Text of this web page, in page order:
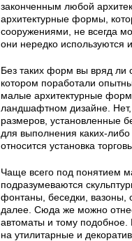
законченным любой
архитектурные формы,
сооружениями, не всегда
они нередко используются
Без таких форм вы вряд ли
котором поработали
малые архитектурные
ландшафтном дизайне.
размеров, установленные
для выполнения каких-
относится установка
Чаще всего под понятием
подразумеваются
фонтаны, беседки, вазоны,
далее. Сюда же можно
автоматы и тому
на утилитарные и